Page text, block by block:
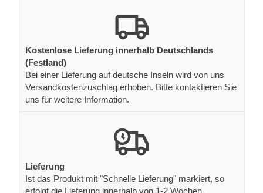
Kostenlose Lieferung innerhalb Deutschlands
(Festland)
Bei einer Lieferung auf deutsche Inseln wird von uns
Versandkostenzuschlag erhoben. Bitte kontaktieren Sie
uns für weitere Information.
Lieferung
Ist das Produkt mit "Schnelle Lieferung" markiert, so